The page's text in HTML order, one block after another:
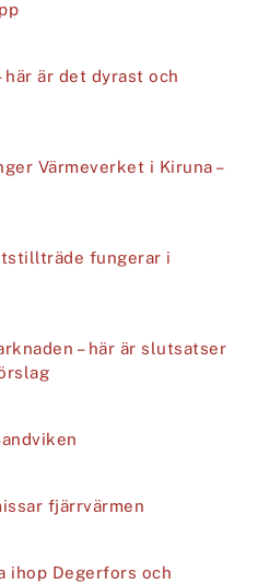
här är det dyrast och
Värmeverket i Kiruna –
fungerar i
– här är slutsatser
fjärrvärmen
ihop Degerfors och